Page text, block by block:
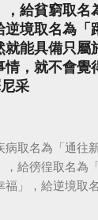
給貧窮取名
境取名為「
能具備只屬
，就不會覺
采
取名為「通往
，給徬徨取名為
」，給逆境取